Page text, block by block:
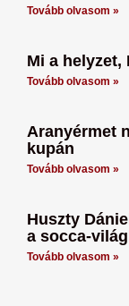
Tovább olvasom »
Mi a helyzet,
Tovább olvasom »
Aranyérmet
kupán
Tovább olvasom »
Huszty
a socca-
Tovább olvasom »